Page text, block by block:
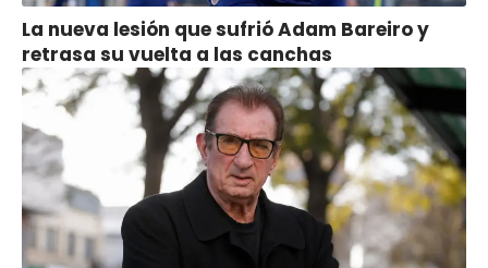
La nueva lesión que sufrió Adam Bareiro y
retrasa su vuelta a las canchas